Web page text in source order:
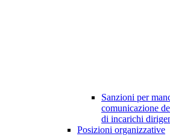
Sanzioni per
comunicazione
di incarichi
Posizioni organizzative